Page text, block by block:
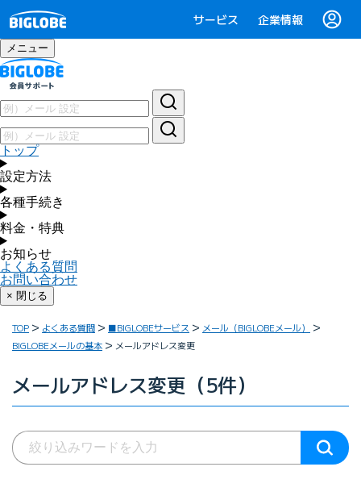
サービス 企業情報
メニュー
トップ
設定方法
各種手続き
料金・特典
お知らせ
よくある質問
お問い合わせ
× 閉じる
TOP よくある質問 ■BIGLOBEサービス
メール（BIGLOBEメール）
BIGLOBEメールの基本
メールアドレス変更
メールアドレス変更（5件）